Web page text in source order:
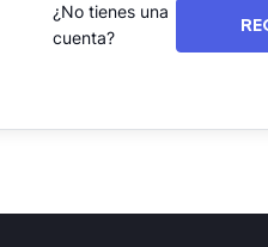
¿No tienes una
cuenta?